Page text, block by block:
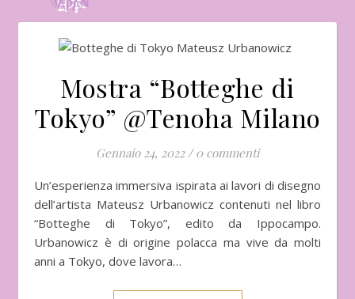
Mostra “Botteghe di
Tokyo” @Tenoha Milano
Gennaio 24, 2022 / 0 commenti
Un’esperienza immersiva ispirata ai lavori di disegno
dell’artista Mateusz Urbanowicz contenuti nel libro
“Botteghe di Tokyo”, edito da Ippocampo.
Urbanowicz è di origine polacca ma vive da molti
anni a Tokyo, dove lavora…